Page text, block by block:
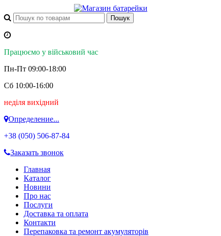
Працюємо у військовий час
Пн-Пт 09:00-18:00
Сб 10:00-16:00
неділя вихідний
Определение...
+38 (050) 506-87-84
Заказать звонок
Главная
Каталог
Новини
Про нас
Послуги
Доставка та оплата
Контакти
Перепаковка та ремонт акумуляторів